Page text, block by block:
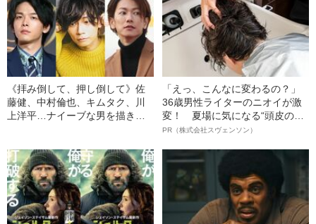
《拝み倒して、押し倒して》佐
藤健、中村倫也、キムタク、川
上洋平…ナイーブな男を描き続
「えっ、こんなに変わるの？」
36歳男性ライターのニオイが激
変！ 夏場に気になる“頭皮のニ
オイ”や“ベタつき”を解消す
ト”が生み出した徹底ケアとは
PR（株式会社スヴェンソン）